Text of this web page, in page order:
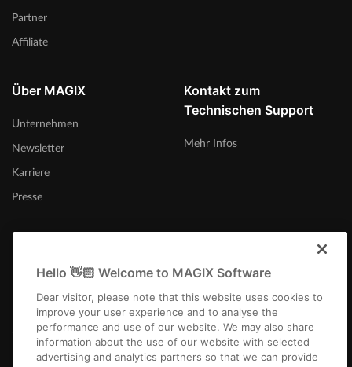
Partner
Affiliate
Über MAGIX
Unternehmen
Newsletter
Karriere
Presse
Kontakt zum
Technischen Support
Mehr Infos
Schweiz (Deutsch)
Hello 👋🏻 Welcome to MAGIX Software
Dear visitor, please note that this website uses cookies to
improve your user experience and to analyse the
performance and use of our website. We may also share
information about the use of our website with selected
advertising and analytics partners so that we can provide